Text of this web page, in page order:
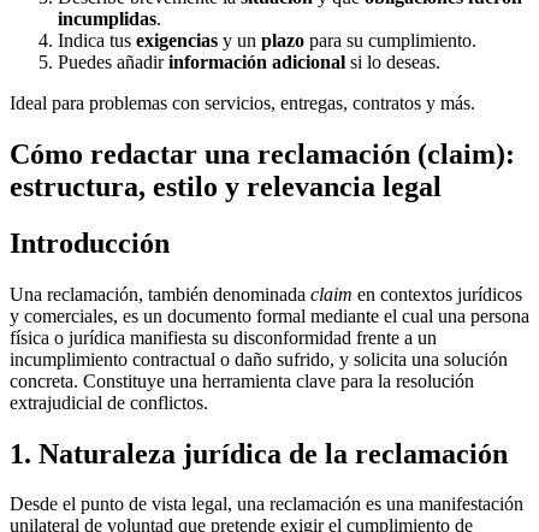
incumplidas.
Indica tus exigencias y un plazo para su cumplimiento.
Puedes añadirinformación adicional si lo deseas.
Ideal para problemas con servicios, entregas, contratos y más.
Cómo redactar una reclamación (claim):
estructura, estilo y relevancia legal
Introducción
Una reclamación, también denominada claim en contextos jurídicos
y comerciales, es un documento formal mediante el cual una persona
física o jurídica manifiesta su disconformidad frente a un
incumplimiento contractual o daño sufrido, y solicita una solución
concreta. Constituye una herramienta clave para la resolución
extrajudicial de conflictos.
1. Naturaleza jurídica de la reclamación
Desde el punto de vista legal, una reclamación es una manifestación
unilateral de voluntad que pretende exigir el cumplimiento de